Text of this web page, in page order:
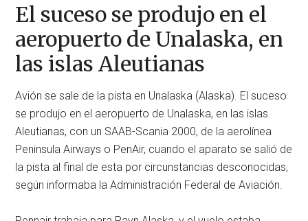
El suceso se produjo en el
aeropuerto de Unalaska, en
las islas Aleutianas
Avión se sale de la pista en Unalaska (Alaska). El suceso
se produjo en el aeropuerto de Unalaska, en las islas
Aleutianas, con un SAAB-Scania 2000, de la aerolínea
Peninsula Airways o PenAir, cuando el aparato se salió de
la pista al final de esta por circunstancias desconocidas,
según informaba la Administración Federal de Aviación.